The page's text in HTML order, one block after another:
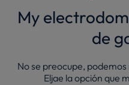
My
de
No se preocupe,
Eljae la opción que